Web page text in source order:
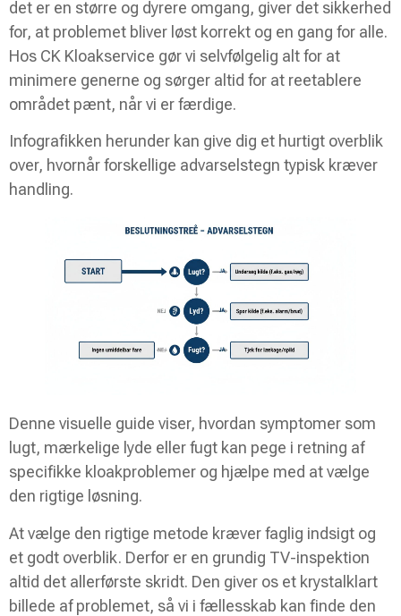
det er en større og dyrere omgang, giver det sikkerhed
for, at problemet bliver løst korrekt og en gang for alle.
Hos CK Kloakservice gør vi selvfølgelig alt for at
minimere generne og sørger altid for at reetablere
området pænt, når vi er færdige.
Infografikken herunder kan give dig et hurtigt overblik
over, hvornår forskellige advarselstegn typisk kræver
handling.
Denne visuelle guide viser, hvordan symptomer som
lugt, mærkelige lyde eller fugt kan pege i retning af
specifikke kloakproblemer og hjælpe med at vælge
den rigtige løsning.
At vælge den rigtige metode kræver faglig indsigt og
et godt overblik. Derfor er en grundig TV-inspektion
altid det allerførste skridt. Den giver os et krystalklart
billede af problemet, så vi i fællesskab kan finde den